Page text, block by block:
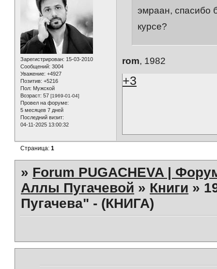
Зарегистрирован: 15-03-2010
Сообщений: 3004
Уважение: +4927
Позитив: +5216
Пол: Мужской
Возраст: 57 [1969-01-04]
Провел на форуме:
5 месяцев 7 дней
Последний визит:
04-11-2025 13:00:32
эмраан, спасибо
курсе?
rom, 1982
+3
Страница:1
» Forum PUGACHEVA |
Аллы Пугачевой » Книги »
Пугачева" - (КНИГА)